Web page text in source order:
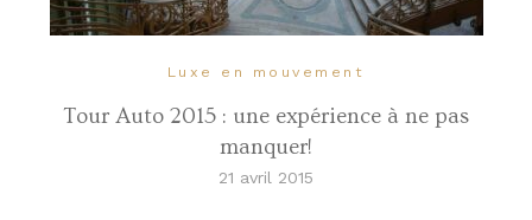
Luxe en mouvement
Tour Auto 2015 : une expérience à ne pas
manquer!
21 avril 2015